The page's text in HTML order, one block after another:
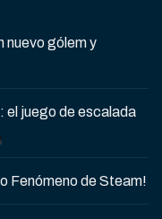
nuevo gólem y
el juego de escalada
Fenómeno de Steam!